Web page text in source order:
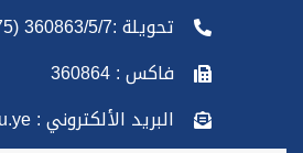
تحويلة :360863/5/7 (009675)
فاكس : 360864
البريد الألكتروني : info@hu.edu.ye